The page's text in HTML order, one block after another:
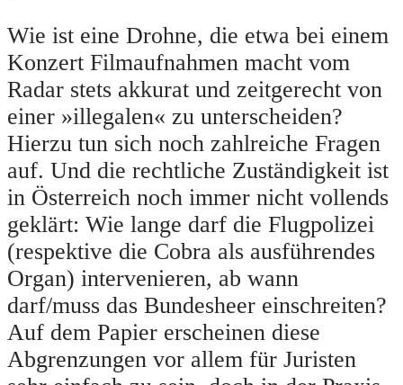
Wie ist eine Drohne, die etwa bei einem
Konzert Filmaufnahmen macht vom
Radar stets akkurat und zeitgerecht von
einer »illegalen« zu unterscheiden?
Hierzu tun sich noch zahlreiche Fragen
auf. Und die rechtliche Zuständigkeit ist
in Österreich noch immer nicht vollends
geklärt: Wie lange darf die Flugpolizei
(respektive die Cobra als ausführendes
Organ) intervenieren, ab wann
darf/muss das Bundesheer einschreiten?
Auf dem Papier erscheinen diese
Abgrenzungen vor allem für Juristen